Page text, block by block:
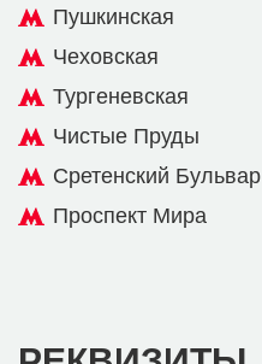
Пушкинская
Чеховская
Тургеневская
Чистые Пруды
Сретенский Бульвар
Проспект Мира